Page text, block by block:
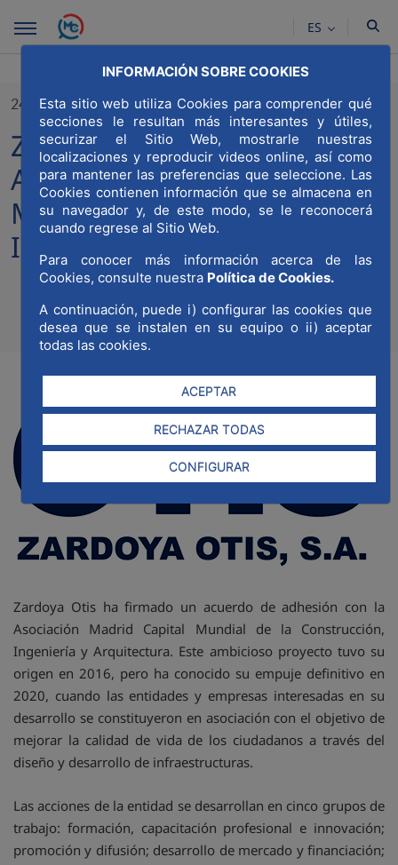
Saltar al contenido principal
INFORMACIÓN SOBRE COOKIES
Esta sitio web utiliza Cookies para comprender qué
secciones le resultan más interesantes y útiles,
securizar el Sitio Web, mostrarle nuestras
localizaciones y reproducir videos online, así como
para mantener las preferencias que seleccione. Las
Cookies contienen información que se almacena en
su navegador y, de este modo, se le reconocerá
cuando regrese al Sitio Web.
Para conocer más información acerca de las
Cookies, consulte nuestra Política de Cookies.
A continuación, puede i) configurar las cookies que
desea que se instalen en su equipo o ii) aceptar
todas las cookies.
ACEPTAR
RECHAZAR TODAS
CONFIGURAR
ES
24/02/2021
Zardoya Otis se adhiere a la
Asociación Madrid Capital
Mundial de la Construcción,
Ingeniería y Arquitectura
Compartir en
Compartir en
Compartir
RSS
Zardoya Otis ha firmado un acuerdo de adhesión con la
Asociación Madrid Capital Mundial de la Construcción,
Ingeniería y Arquitectura. Este ambicioso proyecto tuvo su
origen en 2016, pero ha conocido su empuje definitivo en
2020, cuando las entidades y empresas interesadas en su
desarrollo se constituyeron en asociación con el objetivo de
mejorar la calidad de vida de los ciudadanos a través del
diseño y desarrollo de infraestructuras.
Las acciones de la entidad se desarrollan en cinco grupos de
trabajo: formación, capacitación profesional e innovación;
promoción y difusión; desarrollo de mercado y financiación;